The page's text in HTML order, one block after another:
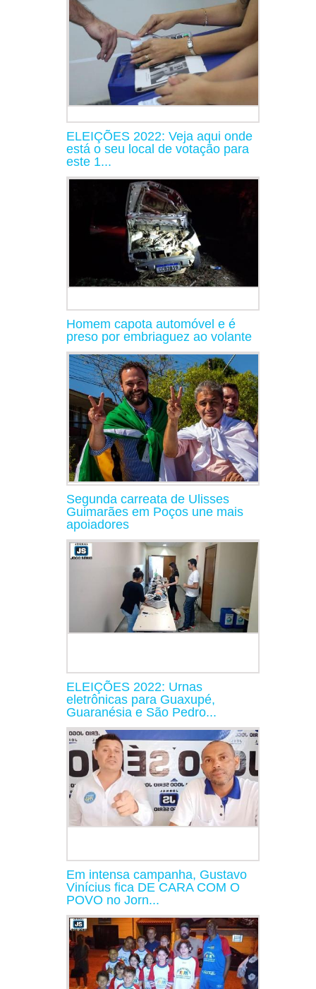
ELEIÇÕES 2022: Veja aqui onde
está o seu local de votação para
este 1...
Homem capota automóvel e é
preso por embriaguez ao volante
Segunda carreata de Ulisses
Guimarães em Poços une mais
apoiadores
ELEIÇÕES 2022: Urnas
eletrônicas para Guaxupé,
Guaranésia e São Pedro...
Em intensa campanha, Gustavo
Vinícius fica DE CARA COM O
POVO no Jorn...